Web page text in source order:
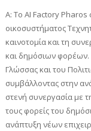
Α: Το AI Factory Pharos
οικοσυστήματος
καινοτομία και τη
και δημόσιων φορέων.
Γλώσσας και του
συμβάλλοντας στην
στενή συνεργασία με
τους φορείς του
ανάπτυξη νέων